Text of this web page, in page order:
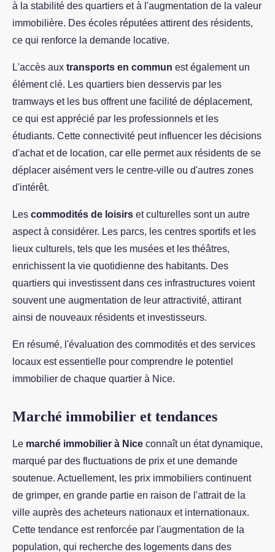
à la stabilité des quartiers et à l'augmentation de la valeur
immobilière. Des écoles réputées attirent des résidents,
ce qui renforce la demande locative.
L'accès aux transports en commun est également un
élément clé. Les quartiers bien desservis par les
tramways et les bus offrent une facilité de déplacement,
ce qui est apprécié par les professionnels et les
étudiants. Cette connectivité peut influencer les décisions
d'achat et de location, car elle permet aux résidents de se
déplacer aisément vers le centre-ville ou d'autres zones
d'intérêt.
Les commodités de loisirs et culturelles sont un autre
aspect à considérer. Les parcs, les centres sportifs et les
lieux culturels, tels que les musées et les théâtres,
enrichissent la vie quotidienne des habitants. Des
quartiers qui investissent dans ces infrastructures voient
souvent une augmentation de leur attractivité, attirant
ainsi de nouveaux résidents et investisseurs.
En résumé, l'évaluation des commodités et des services
locaux est essentielle pour comprendre le potentiel
immobilier de chaque quartier à Nice.
Marché immobilier et tendances
Le marché immobilier à Nice connaît un état dynamique,
marqué par des fluctuations de prix et une demande
soutenue. Actuellement, les prix immobiliers continuent
de grimper, en grande partie en raison de l'attrait de la
ville auprès des acheteurs nationaux et internationaux.
Cette tendance est renforcée par l'augmentation de la
population, qui recherche des logements dans des